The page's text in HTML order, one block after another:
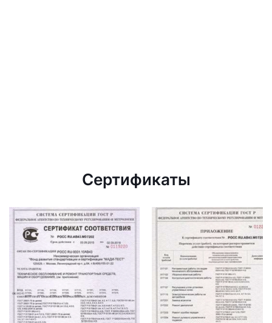
Сертификаты